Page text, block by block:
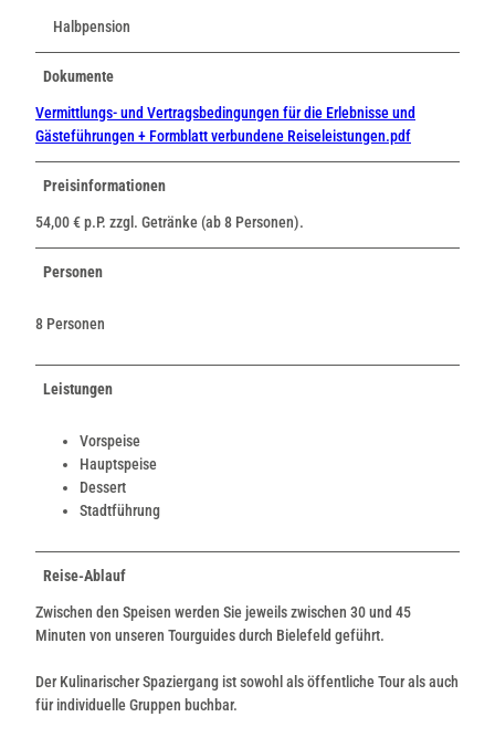
Halbpension
Dokumente
Vermittlungs- und Vertragsbedingungen für die Erlebnisse und
Gästeführungen + Formblatt verbundene Reiseleistungen.pdf
Preisinformationen
54,00 € p.P. zzgl. Getränke (ab 8 Personen).
Personen
8 Personen
Leistungen
Vorspeise
Hauptspeise
Dessert
Stadtführung
Reise-Ablauf
Zwischen den Speisen werden Sie jeweils zwischen 30 und 45
Minuten von unseren Tourguides durch Bielefeld geführt.
Der Kulinarischer Spaziergang ist sowohl als öffentliche Tour als auch
für individuelle Gruppen buchbar.